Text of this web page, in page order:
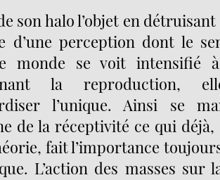
son halo l’objet en détruisant
d’une perception dont le
monde se voit intensifié
la reproduction,
l’unique. Ainsi se
de la réceptivité ce qui déjà,
fait l’importance
L’action des masses sur